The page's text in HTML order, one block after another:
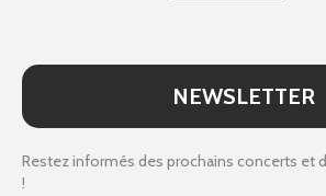
NEWSLETTER
Restez informés des prochains concerts et
!